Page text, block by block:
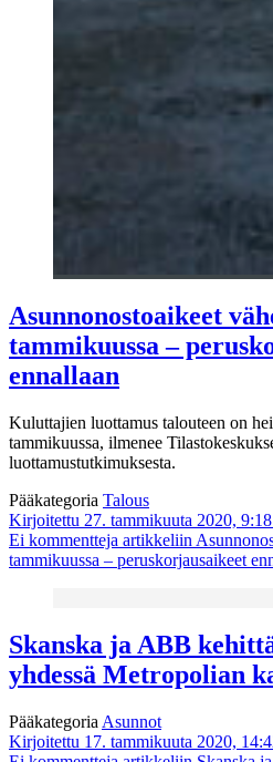
Asunnonostoaikeet
tammikuussa –
ennallaan
Kuluttajien luottamus talouteen on
tammikuussa, ilmenee
luottamustutkimuksesta.
Pääkategoria Talous
Kirjoitettu 27. tammikuuta 2020, 9:18
Ei kommentteja artikkeliin
tammikuussa – peruskorjausaikeet
Skanska ja ABB
yhdessä Metropolian
Pääkategoria Asunnot
Kirjoitettu 17. tammikuuta 2020,